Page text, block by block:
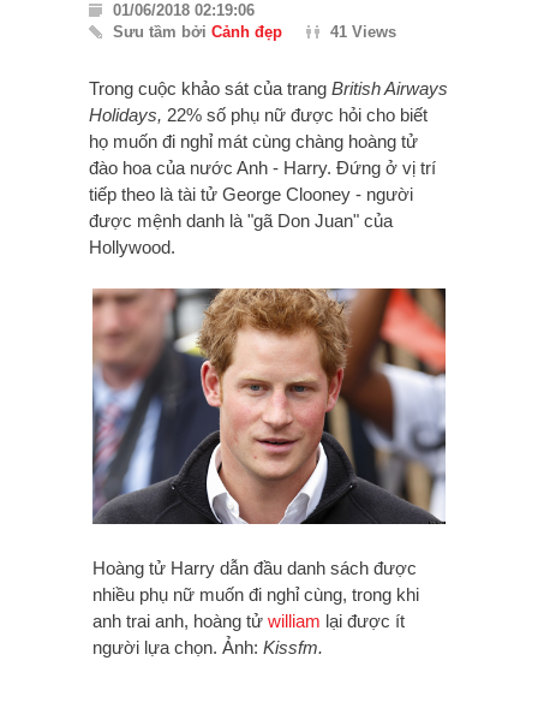
01/06/2018 02:19:06
Sưu tầm bởi Cảnh đẹp 41 Views
Trong cuộc khảo sát của trang British Airways
Holidays, 22% số phụ nữ được hỏi cho biết
họ muốn đi nghỉ mát cùng chàng hoàng tử
đào hoa của nước Anh - Harry. Đứng ở vị trí
tiếp theo là tài tử George Clooney - người
được mệnh danh là "gã Don Juan" của
Hollywood.
Hoàng tử Harry dẫn đầu danh sách được
nhiều phụ nữ muốn đi nghỉ cùng, trong khi
anh trai anh, hoàng tử william lại được ít
người lựa chọn. Ảnh: Kissfm.